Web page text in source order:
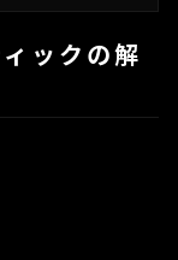
ックの解